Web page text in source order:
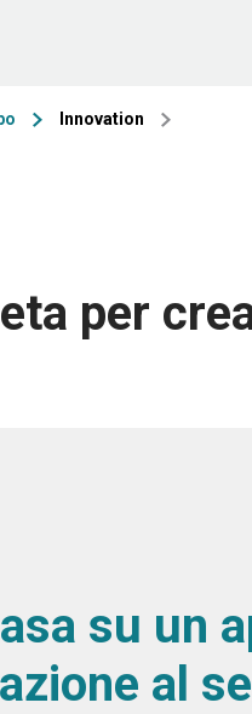
Innovation
per
su un
al